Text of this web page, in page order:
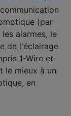
(par
alarmes, le
de l'éclairage
1-Wire et
le mieux à un
en